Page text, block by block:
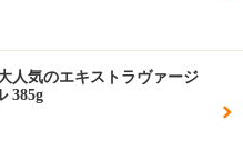
人気のエキストラヴァージ
385g